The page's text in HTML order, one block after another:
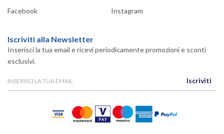
Facebook Instagram
Iscriviti alla Newsletter
Inserisci la tua email e ricevi periodicamente promozioni e sconti
esclusivi.
Iscriviti